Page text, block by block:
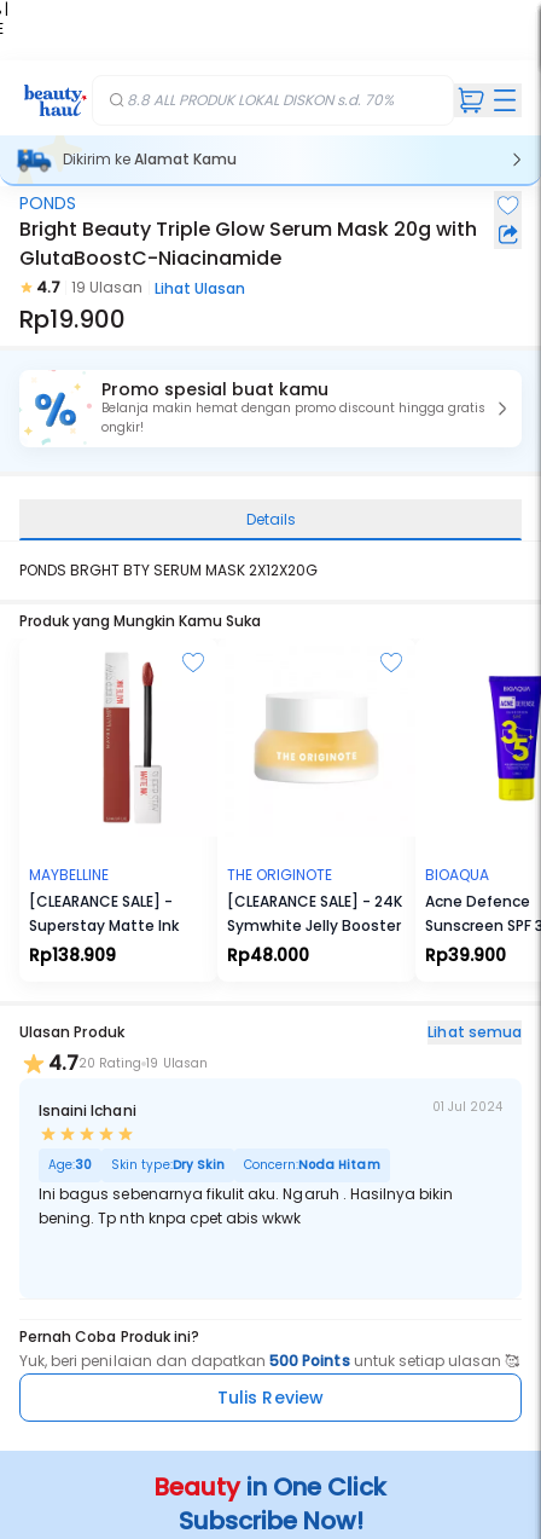
|
8.8 ALL PRODUK LOKAL DISKON s.d. 70%
Dikirim keAlamat Kamu
PONDS
Bright Beauty Triple Glow Serum Mask 20g with
GlutaBoostC-Niacinamide
4.7 19 Ulasan Lihat Ulasan
Rp19.900
Promo spesial buat kamu
Belanja makin hemat dengan promo discount hingga gratis
ongkir!
Details
PONDS BRGHT BTY SERUM MASK 2X12X20G
Produk yang Mungkin Kamu Suka
MAYBELLINE
[CLEARANCE SALE] -
Superstay Matte Ink
Rp138.909
THE ORIGINOTE
[CLEARANCE SALE] - 24K
Symwhite Jelly Booster
Rp48.000
BIOAQUA
Acne Defence
Sunscreen SPF
Rp39.900
Ulasan Produk Lihat semua
4.720 Rating 19 Ulasan
Isnaini Ichani 01 Jul 2024
Age:30 Skin type:Dry Skin Concern:Noda Hitam
Ini bagus sebenarnya fikulit aku. Ngaruh . Hasilnya bikin
bening. Tp nth knpa cpet abis wkwk
Pernah Coba Produk ini?
Yuk, beri penilaian dan dapatkan500 Pointsuntuk setiap ulasan 🥰
Tulis Review
Beautyin One Click
Subscribe Now!